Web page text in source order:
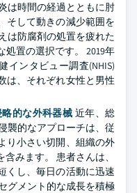
は時間の経過とともに肘
そして動きの減少範囲を
は防腐剤の処置を疲れた
置の選択です。 2019年
インタビュー調査(NHIS)
は、それぞれ女性と男性
的な外科器械 近年、総
襲的なアプローチは、従
り小さい切開、組織の外
みます。 患者さんは、
くし、毎日の活動に迅速
グメント的な成長を積極